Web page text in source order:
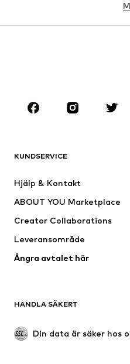
Rockar
KLÄDER
Jackor
Badkläder
Tillfällen
Upcycling
Nytt
Boots & stövlar
Lågskor
KUNDSERVICE
Hjälp & Kontakt
ABOUT YOU Marketplace
Creator Collaborations
Leveransområde
Ångra avtalet här
HANDLA SÄKERT
Din data är säker hos